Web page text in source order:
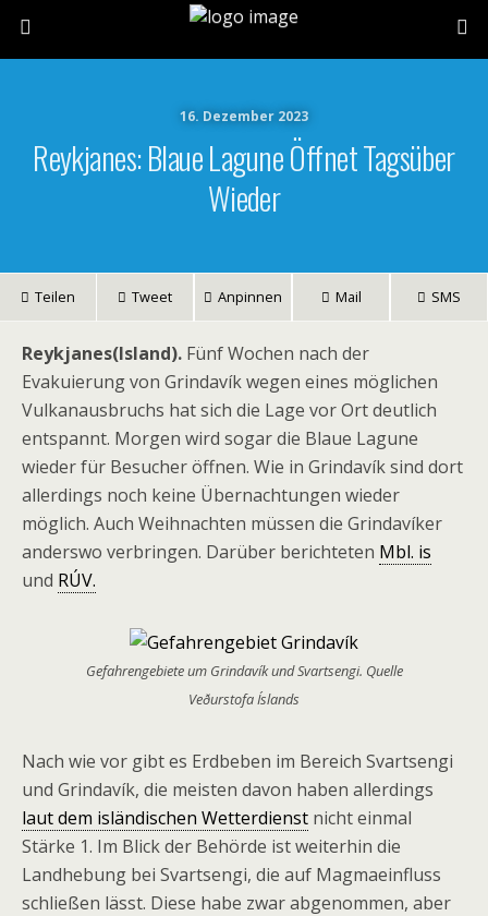
16. Dezember 2023
Reykjanes: Blaue Lagune Öffnet Tagsüber
Wieder
Teilen Tweet Anpinnen Mail SMS
Reykjanes(Island). Fünf Wochen nach der
Evakuierung von Grindavík wegen eines möglichen
Vulkanausbruchs hat sich die Lage vor Ort deutlich
entspannt. Morgen wird sogar die Blaue Lagune
wieder für Besucher öffnen. Wie in Grindavík sind dort
allerdings noch keine Übernachtungen wieder
möglich. Auch Weihnachten müssen die Grindavíker
anderswo verbringen. Darüber berichteten Mbl. is
und RÚV.
Gefahrengebiete um Grindavík und Svartsengi. Quelle
Veðurstofa Íslands
Nach wie vor gibt es Erdbeben im Bereich Svartsengi
und Grindavík, die meisten davon haben allerdings
laut dem isländischen Wetterdienst nicht einmal
Stärke 1. Im Blick der Behörde ist weiterhin die
Landhebung bei Svartsengi, die auf Magmaeinfluss
schließen lässt. Diese habe zwar abgenommen, aber